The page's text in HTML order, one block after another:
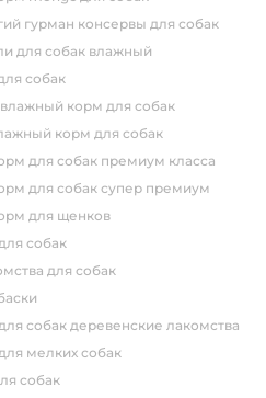
гурман консервы для собак
для собак влажный
собак
влажный корм для собак
корм для собак
для собак премиум класса
для собак супер премиум
для щенков
собак
для собак
для собак деревенские лакомства
для мелких собак
собак